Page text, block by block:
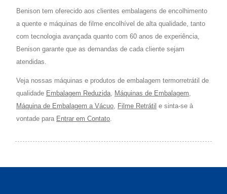
Benison tem oferecido aos clientes embalagens de encolhimento
a quente e máquinas de filme encolhível de alta qualidade, tanto
com tecnologia avançada quanto com 60 anos de experiência,
Benison garante que as demandas de cada cliente sejam
atendidas.
Veja nossas máquinas e produtos de embalagem termorretrátil de
qualidade Embalagem Reduzida Máquinas de Embalagem
Máquina de Embalagem a Vácuo
Filme Retrátil e sinta-se à
vontade para Entrar em Contato